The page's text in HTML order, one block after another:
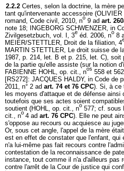
2.2.2 Certes, selon la doctrine, la mère
tant qu'intervenante accessoire
romand, Code civil, 2010, no 9 ad art.
note 18; INGEBORG SCHWENZER, in
Zivilgesetzbuch, vol. I, 3e éd. 2006, no 8
MEIER/STETTLER, Droit de la filiation, 4
MARTIN STETTLER, Le droit suisse de
1987, p. 214, let. B et p. 215, let. C), soit
de la partie qu'elle assiste (sur la notion
FABIENNE HOHL, op. cit., nos 558 et
[RS272]: JACQUES HALDY, in Code de
2011, n° 2 ad art. 74 et 76 CPC). Si, à ce
les moyens d'attaque et de défense ainsi
toutefois que ses actes soient
soutient (HOHL, op. cit., no 577; cf. sous
cit., no4 ad art. 76 CPC). Elle ne peut
s'oppose au recours ou acquiesce au
Or, sous cet angle, l'appel de la mère
est en effet de constater que l'enfant, qui
n'a lui-même pas fait recours contre
contestation de la reconnaissance de
instance, tout comme il n'a d'ailleurs pas
contre l'arrêt de la Cour de justice qui